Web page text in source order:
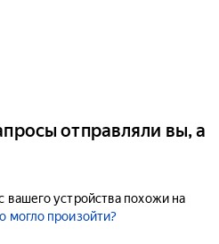
отправляли вы, а
вашего устройства похожи на
могло произойти?